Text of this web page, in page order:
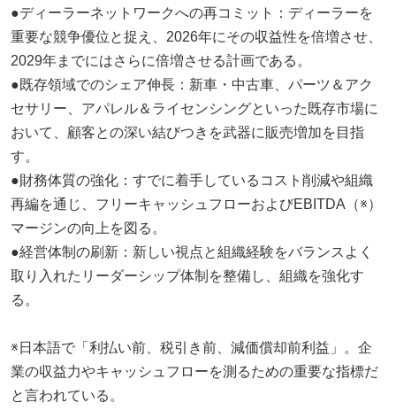
●ディーラーネットワークへの再コミット：ディーラーを
重要な競争優位と捉え、2026年にその収益性を倍増させ、
2029年までにはさらに倍増させる計画である。
●既存領域でのシェア伸長：新車・中古車、パーツ＆アク
セサリー、アパレル＆ライセンシングといった既存市場に
おいて、顧客との深い結びつきを武器に販売増加を目指
す。
●財務体質の強化：すでに着手しているコスト削減や組織
再編を通じ、フリーキャッシュフローおよびEBITDA（※）
マージンの向上を図る。
●経営体制の刷新：新しい視点と組織経験をバランスよく
取り入れたリーダーシップ体制を整備し、組織を強化す
る。
※日本語で「利払い前、税引き前、減価償却前利益」。企
業の収益力やキャッシュフローを測るための重要な指標だ
と言われている。